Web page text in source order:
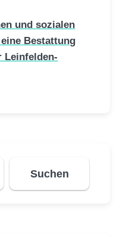
und sozialen
Bestattung
Leinfelden-
Suchen